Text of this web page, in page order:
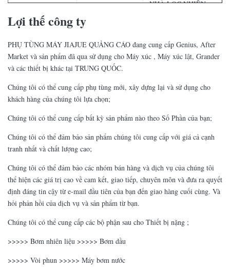
NHÀ LỌC NHIÊN
VOE14509443 ỐNG KHÍ
360BLC
VOE14532052
VOE14536069
VOE14536066 MỞ RỘNG
EC460BLC VOE20873675
NHÀ LỌC NHIÊN
LIỆU
360BLC
VOE14527364 TURBO HOSE
EC460BLC /
360BLC
Lợi thế công ty
PHỤ TÙNG MÁY JIAJUE QUẢNG CÁO đang cung cấp Genius, After
Market và sản phẩm đã qua sử dụng cho Máy xúc , Máy xúc lật, Grander
và các thiết bị khác tại TRUNG QUỐC.
Chúng tôi có thể cung cấp phụ tùng mới, xây dựng lại và sử dụng cho
khách hàng của chúng tôi lựa chọn;
Chúng tôi có thể cung cấp bất kỳ sản phẩm nào theo Số Phần của bạn;
Chúng tôi có thể đảm bảo sản phẩm chúng tôi cung cấp với giá cả cạnh
tranh nhất và chất lượng cao;
Chúng tôi có thể đảm bảo các nhóm bán hàng và dịch vụ của chúng tôi
thể hiện các giá trị cao về cam kết, giao tiếp, chuyên môn và đưa ra quyết
định đáng tin cậy từ e-mail đầu tiên của bạn đến giao hàng cuối cùng. Và
hỏi phản hồi của dịch vụ và sản phẩm từ bạn.
Chúng tôi có thể cung cấp các bộ phận sau cho Thiết bị nặng ;
>>>>> Bơm nhiên liệu >>>>> Bơm dầu
>>>>> Vòi phun >>>>> Máy bơm nước